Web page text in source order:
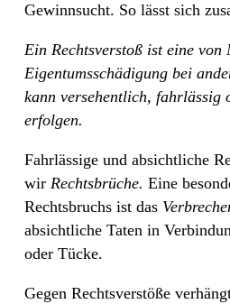
Gewinnsucht. So lässt sich
Ein Rechtsverstoß ist eine von
Eigentumsschädigung bei
kann versehentlich, fahrlässig
erfolgen.
Fahrlässige und absichtliche
wir Rechtsbrüche. Eine
Rechtsbruchs ist das
absichtliche Taten in
oder Tücke.
Gegen Rechtsverstöße